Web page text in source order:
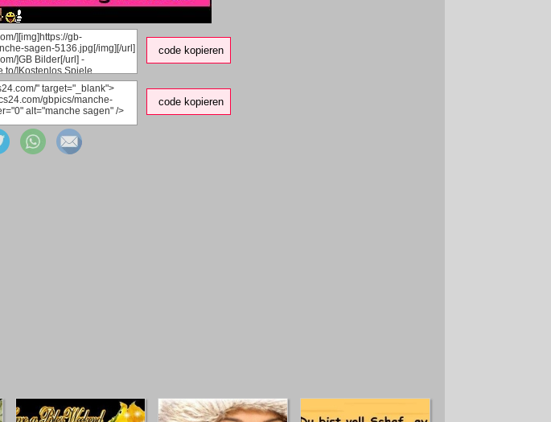
code kopieren
code kopieren